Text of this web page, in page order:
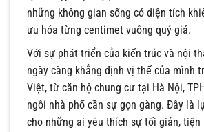
những không gian sống có diện tích
ưu hóa từng centimet vuông quý giá.
Với sự phát triển của kiến trúc và nội
ngày càng khẳng định vị thế của mình
Việt, từ căn hộ chung cư tại Hà Nội,
ngôi nhà phố cần sự gọn gàng. Đây là
cho những ai yêu thích sự tối giản, tiện